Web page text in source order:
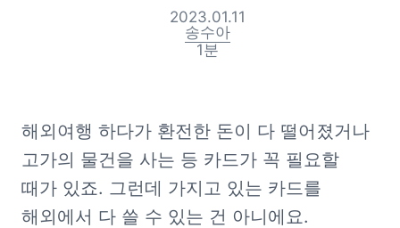
2023.01.11
송수아
1분
해외여행 하다가 환전한 돈이 다 떨어졌거나
고가의 물건을 사는 등 카드가 꼭 필요할
때가 있죠. 그런데 가지고 있는 카드를
해외에서 다 쓸 수 있는 건 아니에요.